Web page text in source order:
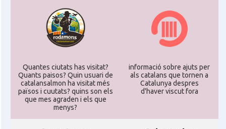
Quantes ciutats has visitat?
Quants paisos? Quin usuari de
catalansalmon ha visitat més
països i cuutats? quins son els
que mes agraden i els que
menys?
informació sobre ajuts per
als catalans que tornen a
Catalunya despres
d'haver viscut fora